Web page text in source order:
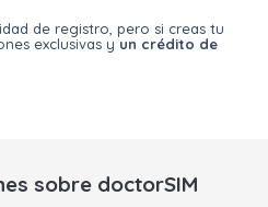
de registro, pero si creas tu
exclusivas y un crédito de
sobre doctorSIM